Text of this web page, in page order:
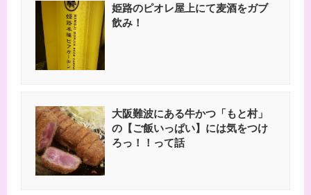
姫路のピオレ屋上にて麦酒をガブ
飲み！
大阪難波にある牛かつ「もと村」
の【ご飯いっぱい】には気をつけ
ろっ！！って話